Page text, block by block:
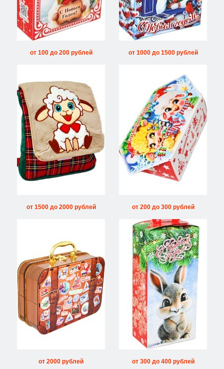
от 100 до 200 рублей от 1000 до 1500 рублей
от 1500 до 2000 рублей от 200 до 300 рублей
от 2000 рублей от 300 до 400 рублей